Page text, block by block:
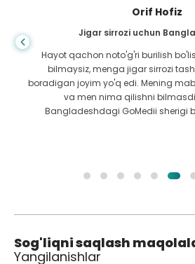
Orif Hofiz
Jigar sirrozi uchun
Hayot qachon noto'g'ri burilish
bilmaysiz, menga jigar sirrozi
boradigan joyim yo'q edi. Mening
va men nima qilishni
Bangladeshdagi GoMedii sherigi
Sog'liqni saqlash
Yangilanishlar